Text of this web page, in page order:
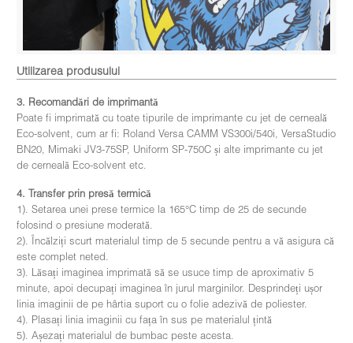
Utilizarea produsului
3. Recomandări de imprimantă
Poate fi imprimată cu toate tipurile de imprimante cu jet de cerneală
Eco-solvent, cum ar fi: Roland Versa CAMM VS300i/540i, VersaStudio
BN20, Mimaki JV3-75SP, Uniform SP-750C și alte imprimante cu jet
de cerneală Eco-solvent etc.
4. Transfer prin presă termică
1). Setarea unei prese termice la 165°C timp de 25 de secunde
folosind o presiune moderată.
2). Încălziți scurt materialul timp de 5 secunde pentru a vă asigura că
este complet neted.
3). Lăsați imaginea imprimată să se usuce timp de aproximativ 5
minute, apoi decupați imaginea în jurul marginilor. Desprindeți ușor
linia imaginii de pe hârtia suport cu o folie adezivă de poliester.
4). Plasați linia imaginii cu fața în sus pe materialul țintă
5). Așezați materialul de bumbac peste acesta.